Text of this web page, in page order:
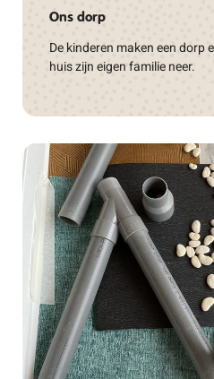
Ons dorp
De kinderen maken een dorp
huis zijn eigen familie neer.